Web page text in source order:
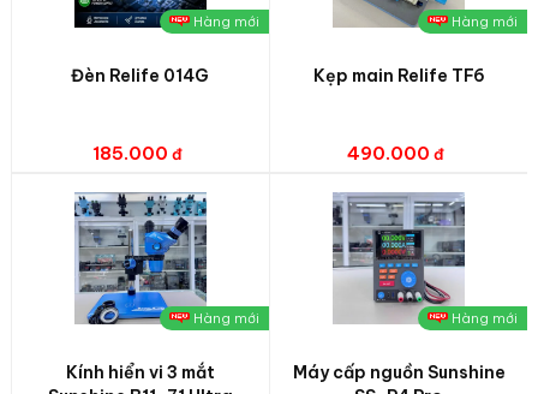
Hàng mới
Đèn Relife 014G
185.000
Hàng mới
Kẹp main Relife TF6
490.000
Hàng mới
Kính hiển vi 3 mắt
Hàng mới
Máy cấp nguồn Sunshine